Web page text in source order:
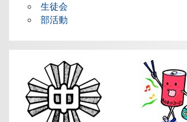
生徒会
部活動